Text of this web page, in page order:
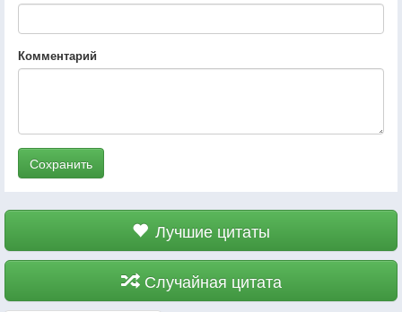
Комментарий
Сохранить
Лучшие цитаты
Случайная цитата